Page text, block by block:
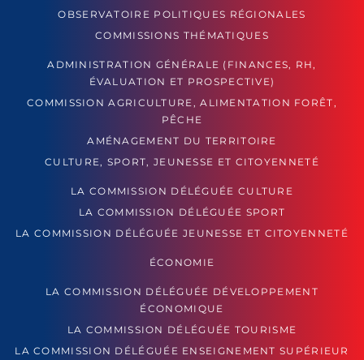
OBSERVATOIRE POLITIQUES RÉGIONALES
COMMISSIONS THÉMATIQUES
ADMINISTRATION GÉNÉRALE (FINANCES, RH,
ÉVALUATION ET PROSPECTIVE)
COMMISSION AGRICULTURE, ALIMENTATION FORÊT,
PÊCHE
AMÉNAGEMENT DU TERRITOIRE
CULTURE, SPORT, JEUNESSE ET CITOYENNETÉ
LA COMMISSION DÉLÉGUÉE CULTURE
LA COMMISSION DÉLÉGUÉE SPORT
LA COMMISSION DÉLÉGUÉE JEUNESSE ET CITOYENNETÉ
ÉCONOMIE
LA COMMISSION DÉLÉGUÉE DÉVELOPPEMENT
ÉCONOMIQUE
LA COMMISSION DÉLÉGUÉE TOURISME
LA COMMISSION DÉLÉGUÉE ENSEIGNEMENT SUPÉRIEUR